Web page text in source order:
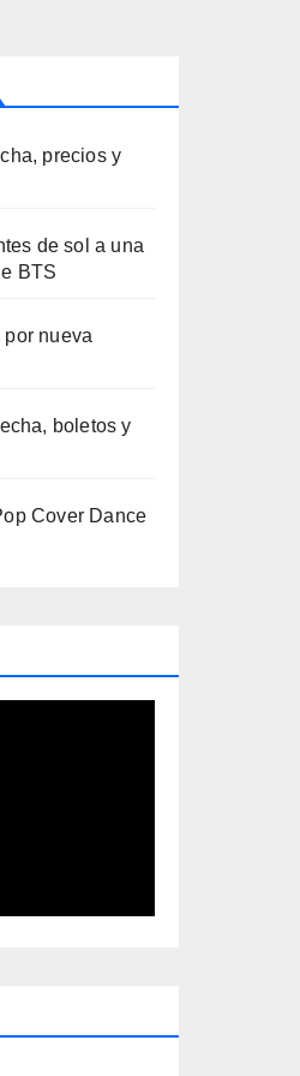
precios y
de sol a una
BTS
por nueva
boletos y
Cover Dance